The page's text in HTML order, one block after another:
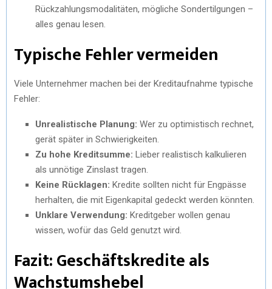
Rückzahlungsmodalitäten, mögliche Sondertilgungen –
alles genau lesen.
Typische Fehler vermeiden
Viele Unternehmer machen bei der Kreditaufnahme typische
Fehler:
Unrealistische Planung: Wer zu optimistisch rechnet,
gerät später in Schwierigkeiten.
Zu hohe Kreditsumme: Lieber realistisch kalkulieren
als unnötige Zinslast tragen.
Keine Rücklagen: Kredite sollten nicht für Engpässe
herhalten, die mit Eigenkapital gedeckt werden könnten.
Unklare Verwendung: Kreditgeber wollen genau
wissen, wofür das Geld genutzt wird.
Fazit: Geschäftskredite als
Wachstumshebel